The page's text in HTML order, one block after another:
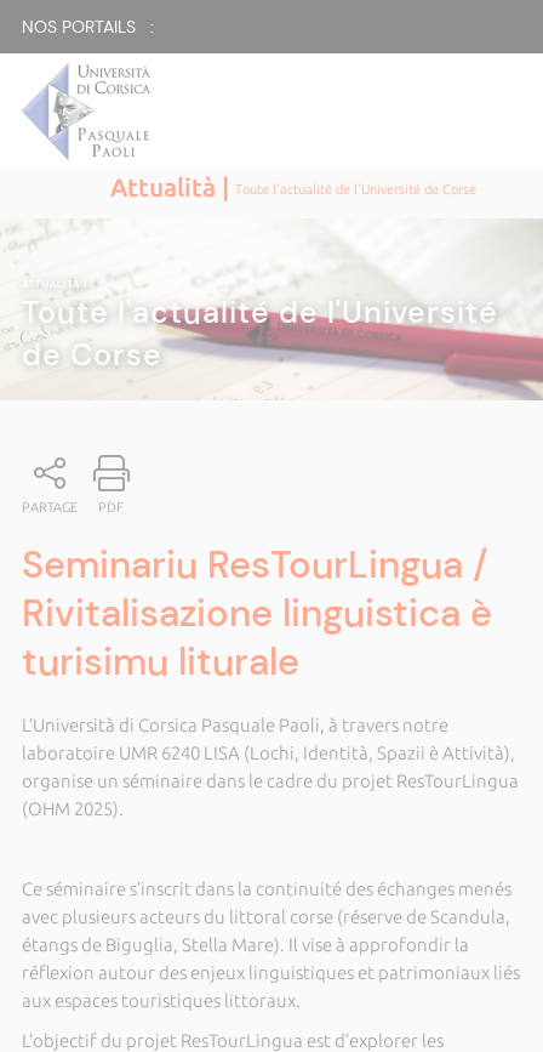
NOS PORTAILS :
Attualità |Toute l'actualité de l'Université de Corse
ATTUALITÀ|
Toute l'actualité de l'Université
de Corse
PARTAGE PDF
Seminariu ResTourLingua /
Rivitalisazione linguistica è
turisimu liturale
L’Università di Corsica Pasquale Paoli, à travers notre
laboratoire UMR 6240 LISA (Lochi, Identità, Spazii è Attività),
organise un séminaire dans le cadre du projet ResTourLingua
(OHM 2025).
Ce séminaire s’inscrit dans la continuité des échanges menés
avec plusieurs acteurs du littoral corse (réserve de Scandula,
étangs de Biguglia, Stella Mare). Il vise à approfondir la
réflexion autour des enjeux linguistiques et patrimoniaux liés
aux espaces touristiques littoraux.
L’objectif du projet ResTourLingua est d’explorer les